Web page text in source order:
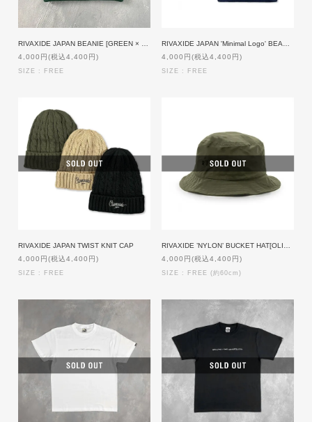
4,000円(税込4,400円)
SIZE : FREE
4,000円(税込4,400円)
SIZE : FREE
RIVAXIDE JAPAN TWIST KNIT CAP
4,000円(税込4,400円)
SIZE : FREE
4,000円(税込4,400円)
SIZE : FREE (約60cm)